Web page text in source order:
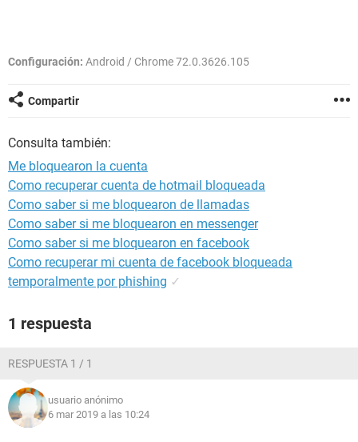
Configuración: Android / Chrome 72.0.3626.105
Compartir
Consulta también:
Me bloquearon la cuenta
Como recuperar cuenta de hotmail bloqueada
Como saber si me bloquearon de llamadas
Como saber si me bloquearon en messenger
Como saber si me bloquearon en facebook
Como recuperar mi cuenta de facebook bloqueada
temporalmente por phishing ✓
1 respuesta
RESPUESTA 1 / 1
usuario anónimo
6 mar 2019 a las 10:24